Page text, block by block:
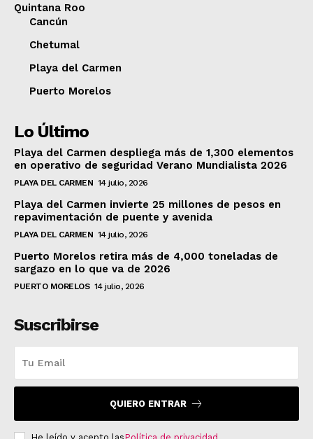
Quintana Roo
Cancún
Chetumal
Playa del Carmen
Puerto Morelos
Lo Último
Playa del Carmen despliega más de 1,300 elementos
en operativo de seguridad Verano Mundialista 2026
PLAYA DEL CARMEN 14 julio, 2026
Playa del Carmen invierte 25 millones de pesos en
repavimentación de puente y avenida
PLAYA DEL CARMEN 14 julio, 2026
Puerto Morelos retira más de 4,000 toneladas de
sargazo en lo que va de 2026
PUERTO MORELOS 14 julio, 2026
Suscribirse
QUIERO ENTRAR